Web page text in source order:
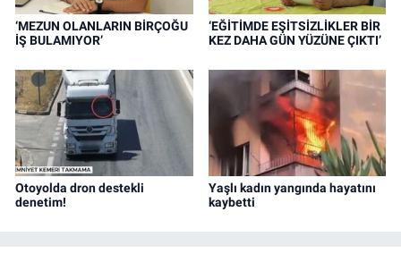
‘MEZUN OLANLARIN BİRÇOĞU
İŞ BULAMIYOR’
‘EĞİTİMDE EŞİTSİZLİKLER BİR
KEZ DAHA GÜN YÜZÜNE ÇIKTI’
Otoyolda dron destekli
denetim!
Yaşlı kadın yangında hayatını
kaybetti